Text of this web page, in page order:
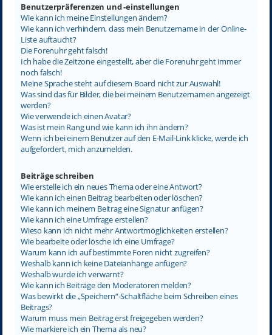
Benutzerpräferenzen und -einstellungen
Wie kann ich meine Einstellungen ändern?
Wie kann ich verhindern, dass mein Benutzername in der Online-
Liste auftaucht?
Die Forenuhr geht falsch!
Ich habe die Zeitzone eingestellt, aber die Forenuhr geht immer
noch falsch!
Meine Sprache steht auf diesem Board nicht zur Auswahl!
Was sind das für Bilder, die bei meinem Benutzernamen angezeigt
werden?
Wie verwende ich einen Avatar?
Was ist mein Rang und wie kann ich ihn ändern?
Wenn ich bei einem Benutzer auf den E-Mail-Link klicke, werde ich
aufgefordert, mich anzumelden.
Beiträge schreiben
Wie erstelle ich ein neues Thema oder eine Antwort?
Wie kann ich einen Beitrag bearbeiten oder löschen?
Wie kann ich meinem Beitrag eine Signatur anfügen?
Wie kann ich eine Umfrage erstellen?
Wieso kann ich nicht mehr Antwortmöglichkeiten erstellen?
Wie bearbeite oder lösche ich eine Umfrage?
Warum kann ich auf bestimmte Foren nicht zugreifen?
Weshalb kann ich keine Dateianhänge anfügen?
Weshalb wurde ich verwarnt?
Wie kann ich Beiträge den Moderatoren melden?
Was bewirkt die „Speichern“-Schaltfläche beim Schreiben eines
Beitrags?
Warum muss mein Beitrag erst freigegeben werden?
Wie markiere ich ein Thema als neu?